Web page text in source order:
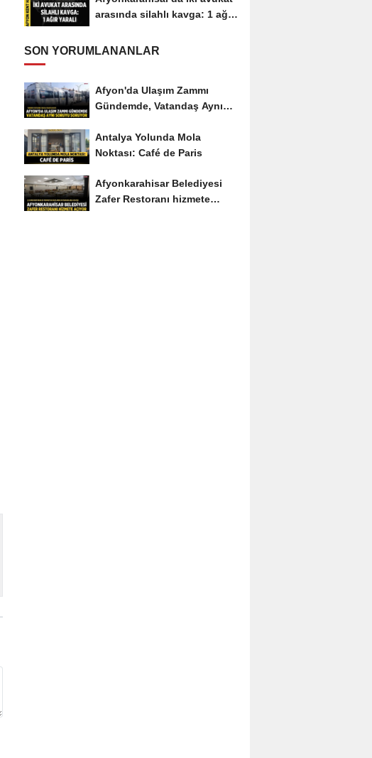
arasında silahlı kavga: 1 ağır
SON YORUMLANANLAR
Afyon'da Ulaşım Zammı
Gündemde, Vatandaş Aynı
Antalya Yolunda Mola
Noktası: Café de Paris
Afyonkarahisar Belediyesi
Zafer Restoranı hizmete